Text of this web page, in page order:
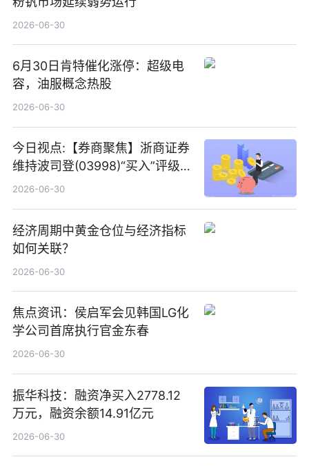
2026-06-30
6月30日肯特催化涨停：超级电
容，油服概念热股
2026-06-30
今日视点:【券商聚焦】浙商证券
维持波司登(03998)“买入”评级
指其业绩高质量稳增长
2026-06-30
经济周期中黄金仓位与经济指标
如何关联？
2026-06-30
焦点资讯：侯启军会见韩国LG化
学公司首席执行官金东春
2026-06-30
振华科技：融资净买入2778.12
万元，融资余额14.91亿元
2026-06-30